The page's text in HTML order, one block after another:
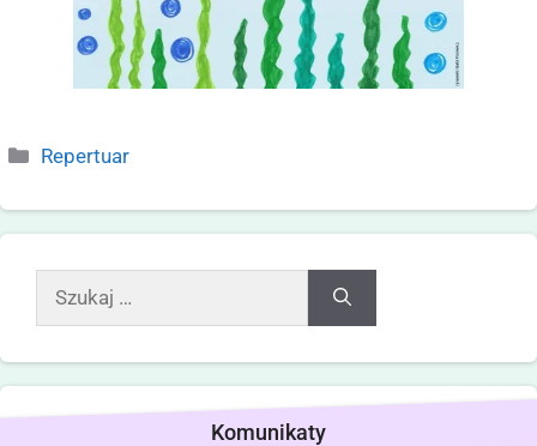
Repertuar
Komunikaty